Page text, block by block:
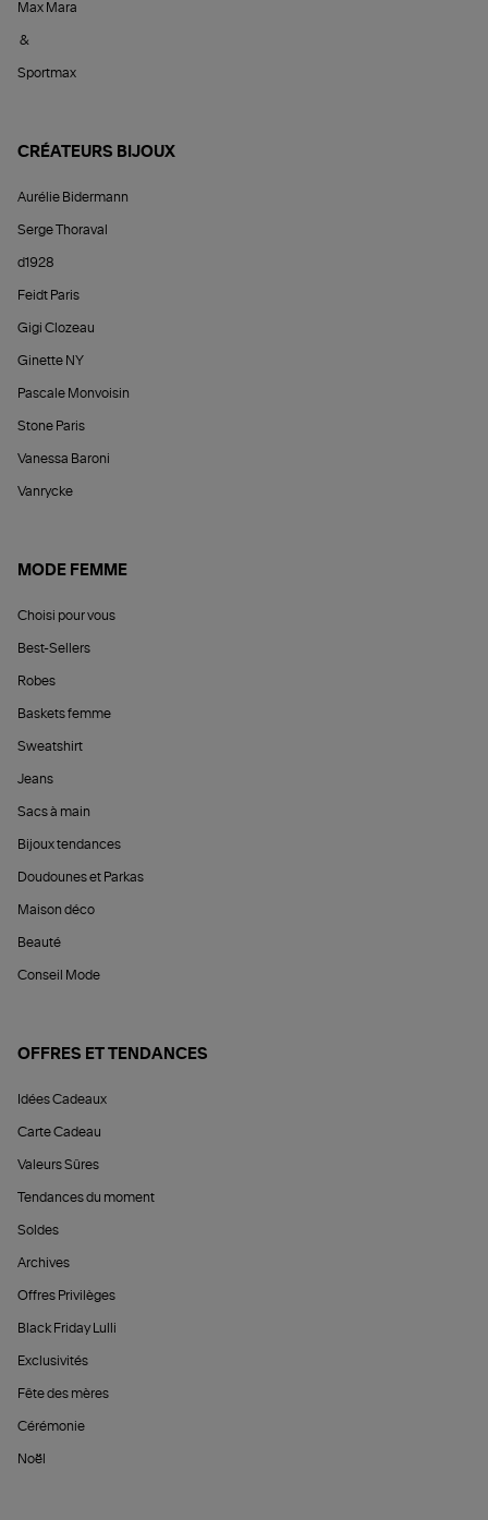
Max Mara
&
Sportmax
CRÉATEURS BIJOUX
Aurélie Bidermann
Serge Thoraval
d1928
Feidt Paris
Gigi Clozeau
Ginette NY
Pascale Monvoisin
Stone Paris
Vanessa Baroni
Vanrycke
MODE FEMME
Choisi pour vous
Best-Sellers
Robes
Baskets femme
Sweatshirt
Jeans
Sacs à main
Bijoux tendances
Doudounes et Parkas
Maison déco
Beauté
Conseil Mode
OFFRES ET TENDANCES
Idées Cadeaux
Carte Cadeau
Valeurs Sûres
Tendances du moment
Soldes
Archives
Offres Privilèges
Black Friday Lulli
Exclusivités
Fête des mères
Cérémonie
Noël